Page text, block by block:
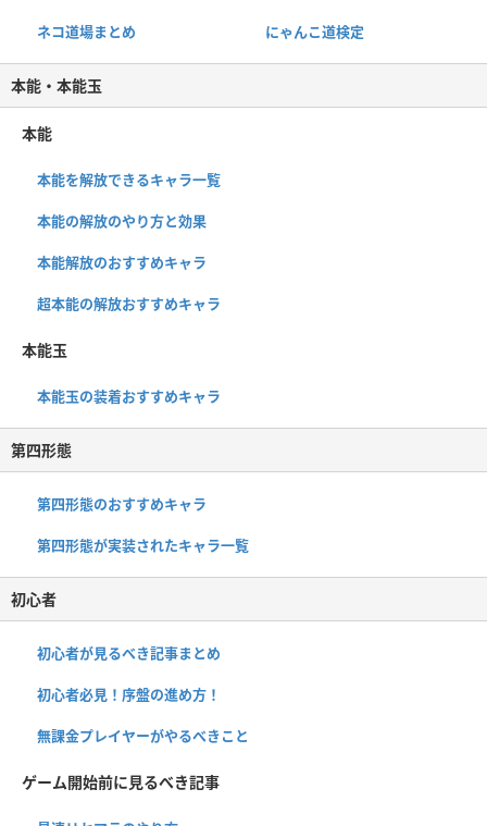
ネコ道場まとめ にゃんこ道検定
本能・本能玉
本能
本能を解放できるキャラ一覧
本能の解放のやり方と効果
本能解放のおすすめキャラ
超本能の解放おすすめキャラ
本能玉
本能玉の装着おすすめキャラ
第四形態
第四形態のおすすめキャラ
第四形態が実装されたキャラ一覧
初心者
初心者が見るべき記事まとめ
初心者必見！序盤の進め方！
無課金プレイヤーがやるべきこと
ゲーム開始前に見るべき記事